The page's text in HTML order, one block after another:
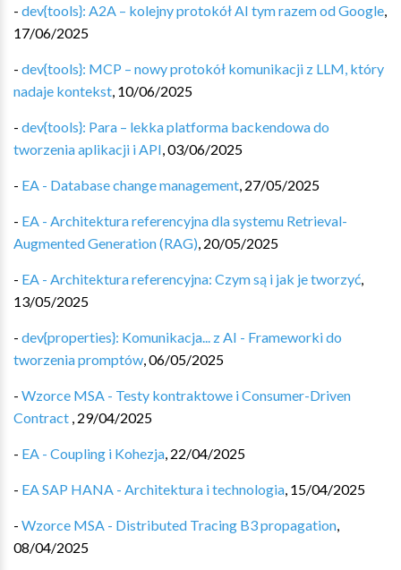
- dev{tools}: A2A – kolejny protokół AI tym razem od Google,
17/06/2025
- dev{tools}: MCP – nowy protokół komunikacji z LLM, który
nadaje kontekst, 10/06/2025
- dev{tools}: Para – lekka platforma backendowa do
tworzenia aplikacji i API,03/06/2025
- EA - Database change management, 27/05/2025
- EA - Architektura referencyjna dla systemu Retrieval-
Augmented Generation (RAG), 20/05/2025
- EA - Architektura referencyjna: Czym są i jak je tworzyć,
13/05/2025
- dev{properties}: Komunikacja... z AI - Frameworki do
tworzenia promptów,06/05/2025
- Wzorce MSA - Testy kontraktowe i Consumer-Driven
Contract , 29/04/2025
- EA - Coupling i Kohezja, 22/04/2025
- EA SAP HANA - Architektura i technologia, 15/04/2025
- Wzorce MSA - Distributed Tracing B3 propagation,
08/04/2025